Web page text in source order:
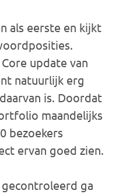
als eerste en kijkt
update van
natuurlijk erg
is. Doordat
maandelijks
bezoekers
ervan goed zien.
ga